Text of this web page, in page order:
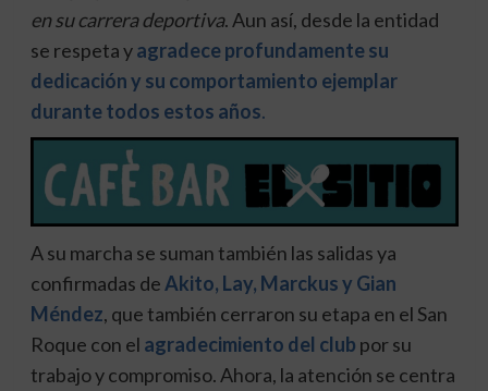
en su carrera deportiva. Aun así, desde la entidad
se respeta yagradece profundamente su
dedicación y su comportamiento ejemplar
durante todos estos años.
A su marcha se suman también las salidas ya
confirmadas deAkito, Lay, Marckus y Gian
Méndez, que también cerraron su etapa en el San
Roque con el agradecimiento del club por su
trabajo y compromiso. Ahora, la atención se centra